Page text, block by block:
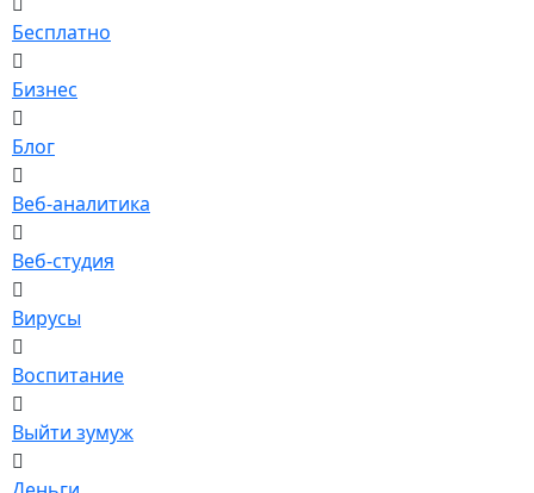
Бесплатно
Бизнес
Блог
Веб-аналитика
Веб-студия
Вирусы
Воспитание
Выйти зумуж